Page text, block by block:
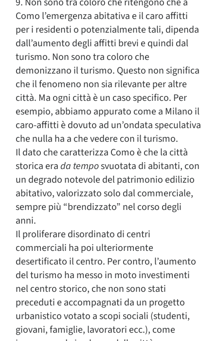
Como l’emergenza abitativa e il caro affitti
per i residenti o potenzialmente tali, dipenda
dall’aumento degli affitti brevi e quindi dal
turismo. Non sono tra coloro che
demonizzano il turismo. Questo non significa
che il fenomeno non sia rilevante per altre
città. Ma ogni città è un caso specifico. Per
esempio, abbiamo appurato come a Milano il
caro-affitti è dovuto ad un’ondata speculativa
che nulla ha a che vedere con il turismo.
Il dato che caratterizza Como è che la città
storica erada temposvuotata di abitanti, con
un degrado notevole del patrimonio edilizio
abitativo, valorizzato solo dal commerciale,
sempre più “brendizzato” nel corso degli
anni.
Il proliferare disordinato di centri
commerciali ha poi ulteriormente
desertificato il centro. Per contro, l’aumento
del turismo ha messo in moto investimenti
nel centro storico, che non sono stati
preceduti e accompagnati da un progetto
urbanistico votato a scopi sociali (studenti,
giovani, famiglie, lavoratori ecc.), come